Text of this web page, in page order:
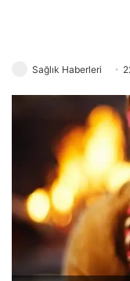
Sağlık Haberleri